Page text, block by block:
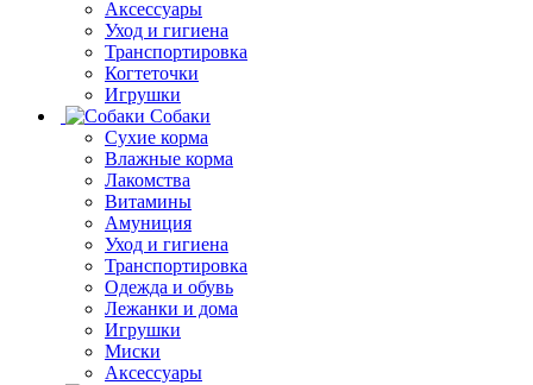
Аксессуары
Уход и гигиена
Транспортировка
Когтеточки
Игрушки
Собаки
Сухие корма
Влажные корма
Лакомства
Витамины
Амуниция
Уход и гигиена
Транспортировка
Одежда и обувь
Лежанки и дома
Игрушки
Миски
Аксессуары